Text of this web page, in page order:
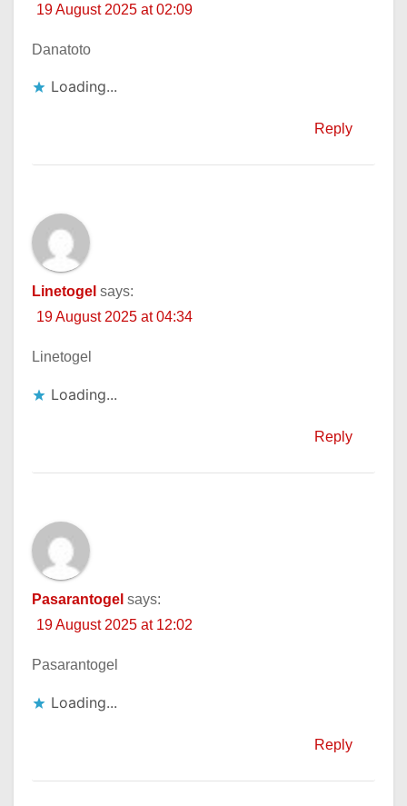
19 August 2025 at 02:09
Danatoto
Loading...
Reply
Linetogel says:
19 August 2025 at 04:34
Linetogel
Loading...
Reply
Pasarantogel says:
19 August 2025 at 12:02
Pasarantogel
Loading...
Reply